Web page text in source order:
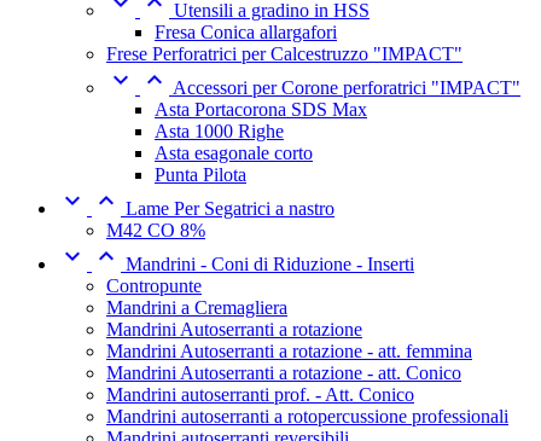
Utensili a gradino in HSS
Fresa Conica allargafori
Frese Perforatrici per Calcestruzzo "IMPACT"
  Accessori per Corone perforatrici "IMPACT"
Asta Portacorona SDS Max
Asta 1000 Righe
Asta esagonale corto
Punta Pilota
  Lame Per Segatrici a nastro
M42 CO 8%
  Mandrini - Coni di Riduzione - Inserti
Contropunte
Mandrini a Cremagliera
Mandrini Autoserranti a rotazione
Mandrini Autoserranti a rotazione - att. femmina
Mandrini Autoserranti a rotazione - att. Conico
Mandrini autoserranti prof. - Att. Conico
Mandrini autoserranti a rotopercussione professionali